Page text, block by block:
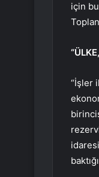
için
“İşler